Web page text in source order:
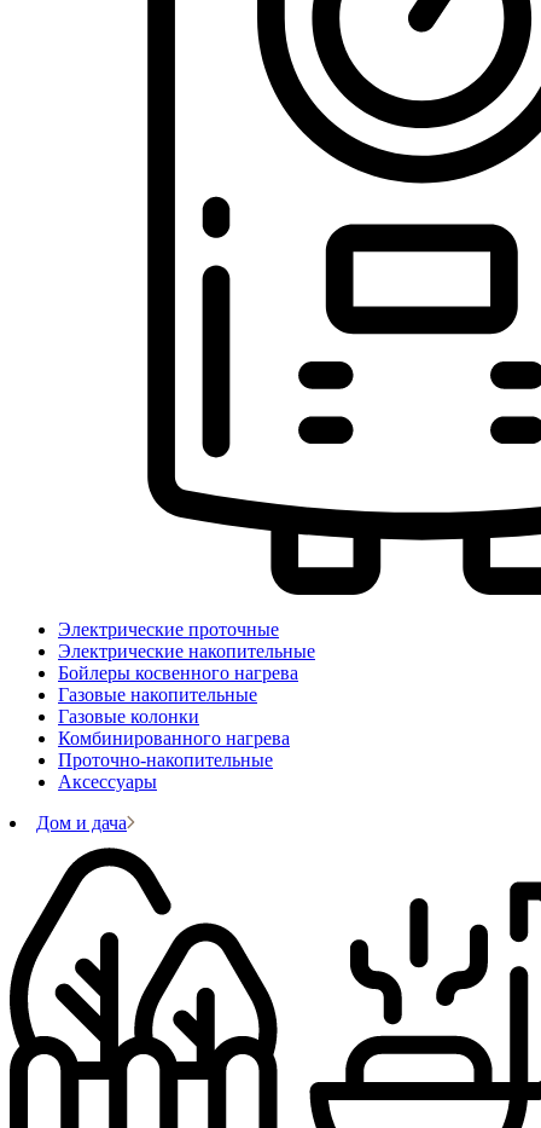
Электрические проточные
Электрические накопительные
Бойлеры косвенного нагрева
Газовые накопительные
Газовые колонки
Комбинированного нагрева
Проточно-накопительные
Аксессуары
Дом и дача